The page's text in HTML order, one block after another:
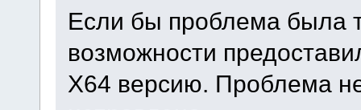
Если бы проблема была
возможности
X64 версию. Проблема